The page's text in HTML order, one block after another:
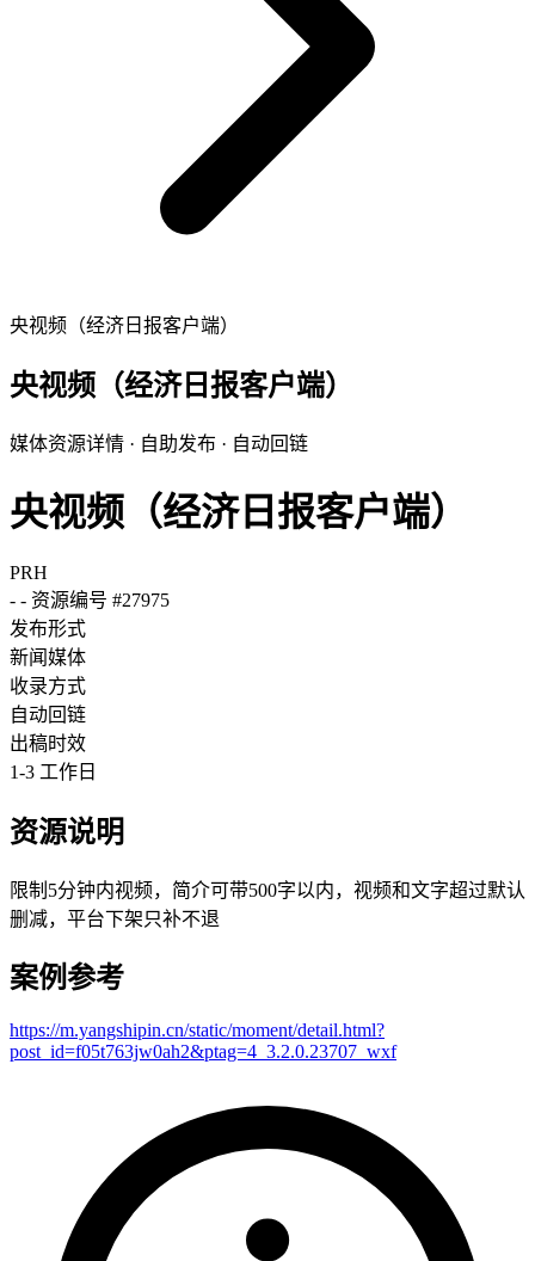
央视频（经济日报客户端）
央视频（经济日报客户端）
媒体资源详情 · 自助发布 · 自动回链
央视频（经济日报客户端）
PRH
- - 资源编号 #27975
发布形式
新闻媒体
收录方式
自动回链
出稿时效
1-3 工作日
资源说明
限制5分钟内视频，简介可带500字以内，视频和文字超过默认
删减，平台下架只补不退
案例参考
https://m.yangshipin.cn/static/moment/detail.html?
post_id=f05t763jw0ah2&ptag=4_3.2.0.23707_wxf